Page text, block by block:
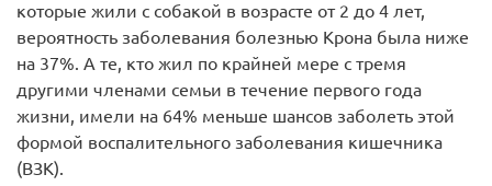
которые жили с собакой в возрасте от 2 до 4 лет,
вероятность заболевания болезнью Крона была ниже
на 37%. А те, кто жил по крайней мере с тремя
другими членами семьи в течение первого года
жизни, имели на 64% меньше шансов заболеть этой
формой воспалительного заболевания кишечника
(ВЗК).